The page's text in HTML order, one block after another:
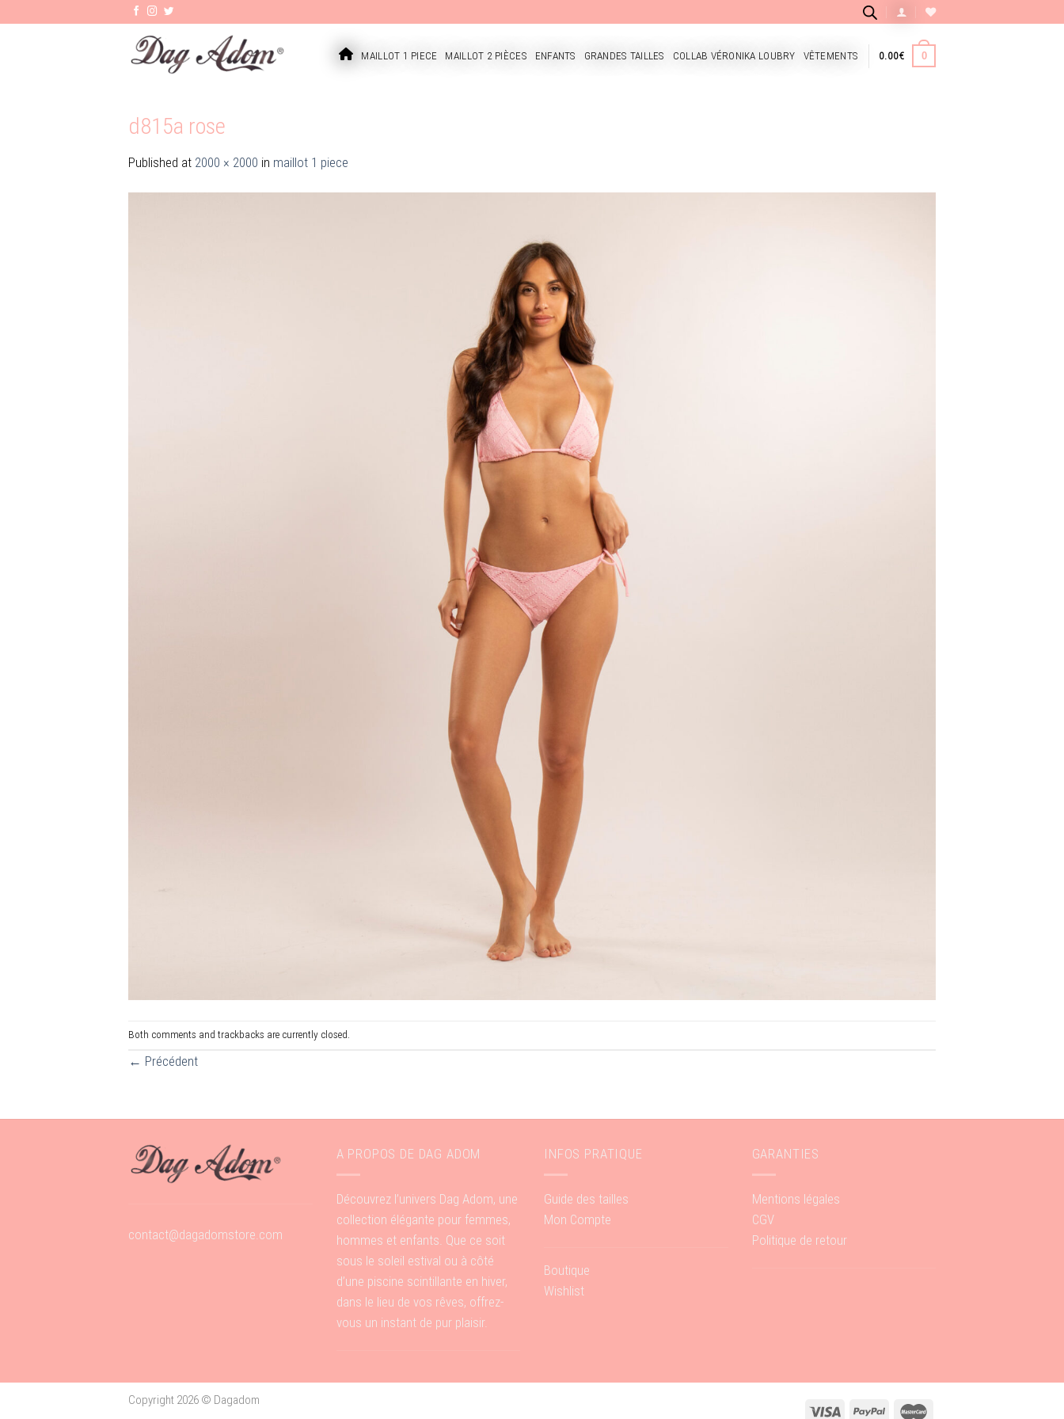
ACCUEILMAILLOT 1 PIECE MAILLOT 2 PIÈCES ENFANTS GRANDES TAILLES COLLAB VÉRONIKA LOUBRY VÊTEMENTS 0.00€ 0
d815a rose
Published at 2000 × 2000 in maillot 1 piece
Both comments and trackbacks are currently closed.
← Précédent
contact@dagadomstore.com
A PROPOS DE DAG ADOM
Découvrez l’univers Dag Adom, une
collection élégante pour femmes,
hommes et enfants. Que ce soit
sous le soleil estival ou à côté
d’une piscine scintillante en hiver,
dans le lieu de vos rêves, offrez-
vous un instant de pur plaisir.
INFOS PRATIQUE
Guide des tailles
Mon Compte
Boutique
Wishlist
GARANTIES
Mentions légales
CGV
Politique de retour
Copyright 2026 © Dagadom